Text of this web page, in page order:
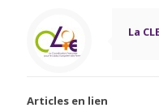
La
Articles en lien